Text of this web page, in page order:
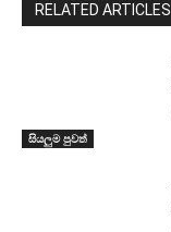
RELATED ARTICLES
සියලුම පුවත්